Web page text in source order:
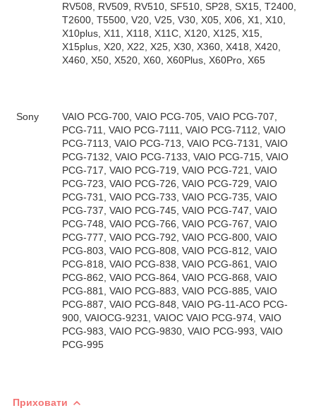
RV508, RV509, RV510, SF510, SP28, SX15, T2400,
T2600, T5500, V20, V25, V30, X05, X06, X1, X10,
X10plus, X11, X118, X11C, X120, X125, X15,
X15plus, X20, X22, X25, X30, X360, X418, X420,
X460, X50, X520, X60, X60Plus, X60Pro, X65
Sony
VAIO PCG-700, VAIO PCG-705, VAIO PCG-707,
PCG-711, VAIO PCG-7111, VAIO PCG-7112, VAIO
PCG-7113, VAIO PCG-713, VAIO PCG-7131, VAIO
PCG-7132, VAIO PCG-7133, VAIO PCG-715, VAIO
PCG-717, VAIO PCG-719, VAIO PCG-721, VAIO
PCG-723, VAIO PCG-726, VAIO PCG-729, VAIO
PCG-731, VAIO PCG-733, VAIO PCG-735, VAIO
PCG-737, VAIO PCG-745, VAIO PCG-747, VAIO
PCG-748, VAIO PCG-766, VAIO PCG-767, VAIO
PCG-777, VAIO PCG-792, VAIO PCG-800, VAIO
PCG-803, VAIO PCG-808, VAIO PCG-812, VAIO
PCG-818, VAIO PCG-838, VAIO PCG-861, VAIO
PCG-862, VAIO PCG-864, VAIO PCG-868, VAIO
PCG-881, VAIO PCG-883, VAIO PCG-885, VAIO
PCG-887, VAIO PCG-848, VAIO PG-11-ACO PCG-
900, VAIOCG-9231, VAIOC VAIO PCG-974, VAIO
PCG-983, VAIO PCG-9830, VAIO PCG-993, VAIO
PCG-995
Приховати